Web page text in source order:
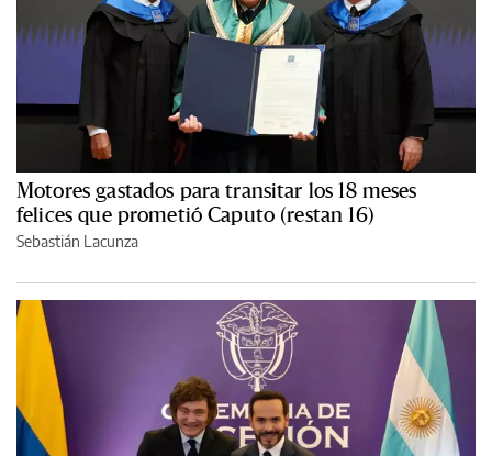
Motores gastados para transitar los 18 meses
felices que prometió Caputo (restan 16)
Sebastián Lacunza